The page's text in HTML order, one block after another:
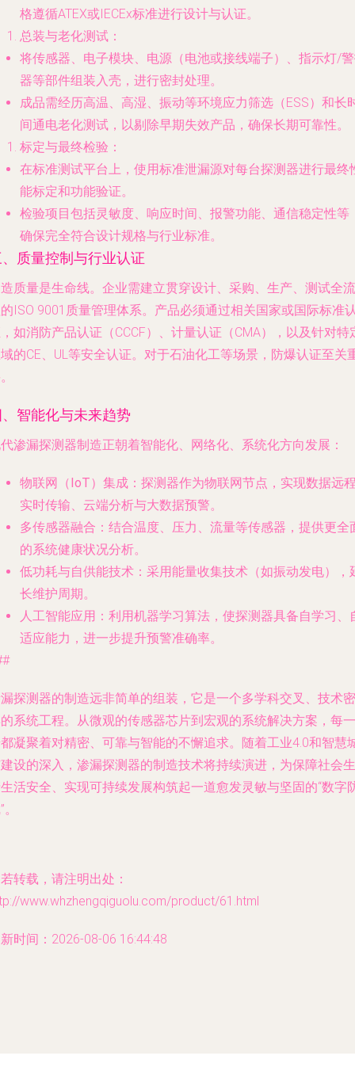
格遵循ATEX或IECEx标准进行设计与认证。
总装与老化测试 ：
将传感器、电子模块、电源（电池或接线端子）、指示灯/
器等部件组装入壳，进行密封处理。
成品需经历高温、高湿、振动等环境应力筛选（ESS）和长
间通电老化测试，以剔除早期失效产品，确保长期可靠性。
标定与最终检验 ：
在标准测试平台上，使用标准泄漏源对每台探测器进行最终
能标定和功能验证。
检验项目包括灵敏度、响应时间、报警功能、通信稳定性等
确保完全符合设计规格与行业标准。
质量控制与行业认证
质量是生命线。企业需建立贯穿设计、采购、生产、测试全流
ISO 9001质量管理体系。产品必须通过相关国家或国际标准
如消防产品认证（CCCF）、计量认证（CMA），以及针对特
的CE、UL等安全认证。对于石油化工等场景，防爆认证至关
智能化与未来趋势
渗漏探测器制造正朝着智能化、网络化、系统化方向发展：
物联网（IoT）集成 ：探测器作为物联网节点，实现数据远
实时传输、云端分析与大数据预警。
多传感器融合 ：结合温度、压力、流量等传感器，提供更全
的系统健康状况分析。
低功耗与自供能技术 ：采用能量收集技术（如振动发电），
长维护周期。
人工智能应用 ：利用机器学习算法，使探测器具备自学习、
适应能力，进一步提升预警准确率。
探测器的制造远非简单的组装，它是一个多学科交叉、技术密
系统工程。从微观的传感器芯片到宏观的系统解决方案，每一
凝聚着对精密、可靠与智能的不懈追求。随着工业4.0和智慧
设的深入，渗漏探测器的制造技术将持续演进，为保障社会生
活安全、实现可持续发展构筑起一道愈发灵敏与坚固的“数字
转载，请注明出处：
www.whzhengqiguolu.com/product/61.html
时间：2026-08-06 16:44:48